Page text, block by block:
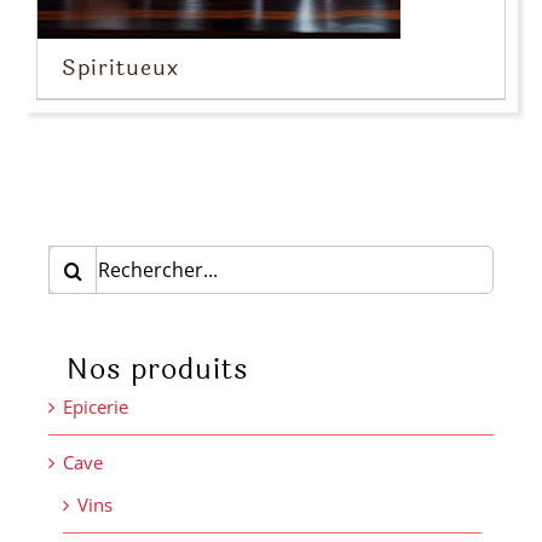
Spiritueux
Rechercher:
Nos produits
Epicerie
Cave
Vins